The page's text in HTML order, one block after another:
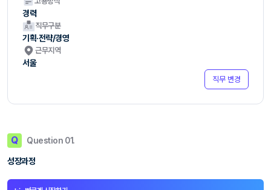
경력
직무구분
기획·전략/경영
근무지역
서울
직무 변경
Q Question 01.
성장과정